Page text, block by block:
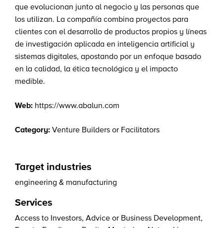
que evolucionan junto al negocio y las personas que
los utilizan. La compañía combina proyectos para
clientes con el desarrollo de productos propios y líneas
de investigación aplicada en inteligencia artificial y
sistemas digitales, apostando por un enfoque basado
en la calidad, la ética tecnológica y el impacto
medible.
Web: https://www.abalun.com
Category: Venture Builders or Facilitators
Target industries
engineering & manufacturing
Services
Access to Investors, Advice or Business Development,